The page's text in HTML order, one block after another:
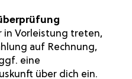
in Vorleistung treten,
auf Rechnung,
eine
über dich ein.